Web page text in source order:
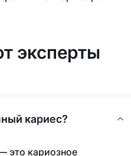
эксперты
кариес?
это кариозное